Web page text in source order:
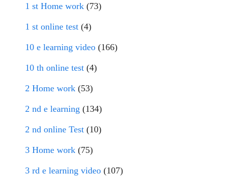
1 st Home work (73)
1 st online test (4)
10 e learning video (166)
10 th online test (4)
2 Home work (53)
2 nd e learning (134)
2 nd online Test (10)
3 Home work (75)
3 rd e learning video (107)